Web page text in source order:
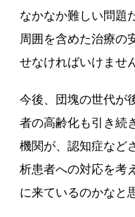
なかなか難しい問題
周囲を含めた治療の
せなければいけませ
今後、団塊の世代が
者の高齢化も引き続
機関が、認知症など
析患者への対応を考
に来ているのかなと